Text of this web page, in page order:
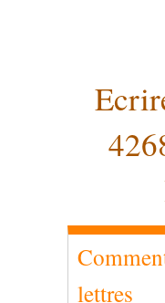
lettres